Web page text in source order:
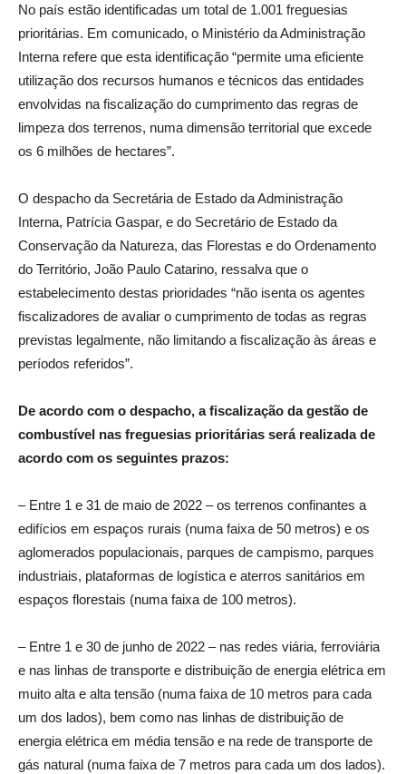
No país estão identificadas um total de 1.001 freguesias
prioritárias. Em comunicado, o Ministério da Administração
Interna refere que esta identificação “permite uma eficiente
utilização dos recursos humanos e técnicos das entidades
envolvidas na fiscalização do cumprimento das regras de
limpeza dos terrenos, numa dimensão territorial que excede
os 6 milhões de hectares”.
O despacho da Secretária de Estado da Administração
Interna, Patrícia Gaspar, e do Secretário de Estado da
Conservação da Natureza, das Florestas e do Ordenamento
do Território, João Paulo Catarino, ressalva que o
estabelecimento destas prioridades “não isenta os agentes
fiscalizadores de avaliar o cumprimento de todas as regras
previstas legalmente, não limitando a fiscalização às áreas e
períodos referidos”.
De acordo com o despacho, a fiscalização da gestão de
combustível nas freguesias prioritárias será realizada de
acordo com os seguintes prazos:
– Entre 1 e 31 de maio de 2022 – os terrenos confinantes a
edifícios em espaços rurais (numa faixa de 50 metros) e os
aglomerados populacionais, parques de campismo, parques
industriais, plataformas de logística e aterros sanitários em
espaços florestais (numa faixa de 100 metros).
– Entre 1 e 30 de junho de 2022 – nas redes viária, ferroviária
e nas linhas de transporte e distribuição de energia elétrica em
muito alta e alta tensão (numa faixa de 10 metros para cada
um dos lados), bem como nas linhas de distribuição de
energia elétrica em média tensão e na rede de transporte de
gás natural (numa faixa de 7 metros para cada um dos lados).